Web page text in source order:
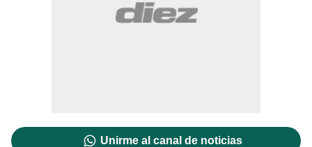
Unirme al canal de noticias